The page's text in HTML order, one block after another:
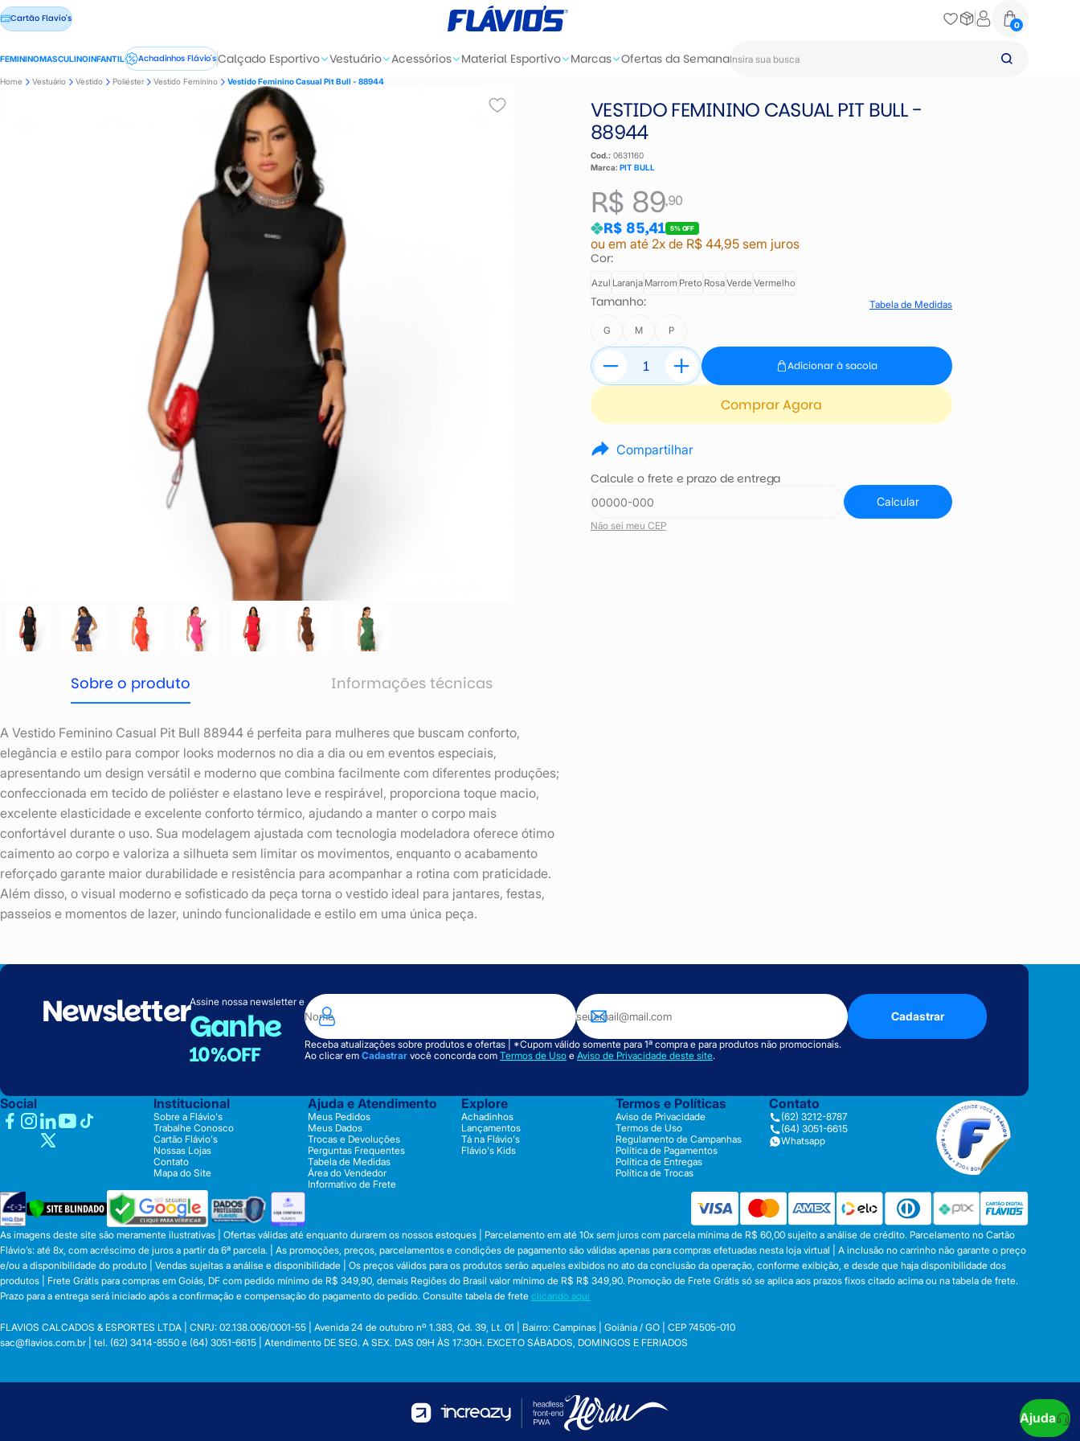
Cartão Flavio's
0
FEMININOMASCULINOINFANTIL Achadinhos Flávio'sCalçado Esportivo Vestuário Acessórios Material Esportivo Marcas Ofertas da Semana
Home Vestuário Vestido Poliéster Vestido Feminino Vestido Feminino Casual Pit Bull - 88944
VESTIDO FEMININO CASUAL PIT BULL -
88944
Cod.: 0631160
Marca: PIT BULL
R$ 89,90
R$ 85,41 5% OFF
ou em até 2x de R$ 44,95 sem juros
Cor:
Azul Laranja Marrom Preto RosaVerde Vermelho
Tamanho: Tabela de Medidas
G M P
Adicionar à sacola
Comprar Agora
Compartilhar
Calcule o frete e prazo de entrega
Calcular
Não sei meu CEP
Sobre o produto Informações técnicas
A Vestido Feminino Casual Pit Bull 88944 é perfeita para mulheres que buscam conforto,
elegância e estilo para compor looks modernos no dia a dia ou em eventos especiais,
apresentando um design versátil e moderno que combina facilmente com diferentes produções;
confeccionada em tecido de poliéster e elastano leve e respirável, proporciona toque macio,
excelente elasticidade e excelente conforto térmico, ajudando a manter o corpo mais
confortável durante o uso. Sua modelagem ajustada com tecnologia modeladora oferece ótimo
caimento ao corpo e valoriza a silhueta sem limitar os movimentos, enquanto o acabamento
reforçado garante maior durabilidade e resistência para acompanhar a rotina com praticidade.
Além disso, o visual moderno e sofisticado da peça torna o vestido ideal para jantares, festas,
passeios e momentos de lazer, unindo funcionalidade e estilo em uma única peça.
NewsletterAssine nossa newsletter e
Ganhe
10%OFF
Cadastrar
Receba atualizações sobre produtos e ofertas | *Cupom válido somente para 1ª compra e para produtos não promocionais.
Ao clicar em Cadastrar você concorda com Termos de Uso e Aviso de Privacidade deste site.
Social Institucional
Sobre a Flávio's
Trabalhe Conosco
Cartão Flávio's
Nossas Lojas
Contato
Mapa do Site
Ajuda e Atendimento
Meus Pedidos
Meus Dados
Trocas e Devoluções
Perguntas Frequentes
Tabela de Medidas
Área do Vendedor
Informativo de Frete
Explore
Achadinhos
Lançamentos
Tá na Flávio's
Flávio's Kids
Termos e Políticas
Aviso de Privacidade
Termos de Uso
Regulamento de Campanhas
Política de Pagamentos
Política de Entregas
Política de Trocas
Contato
(62) 3212-8787
(64) 3051-6615
Whatsapp
As imagens deste site são meramente ilustrativas | Ofertas válidas até enquanto durarem os nossos estoques | Parcelamento em até 10x sem juros com parcela mínima de R$ 60,00 sujeito a análise de crédito. Parcelamento no Cartão
Flávio’s: até 8x, com acréscimo de juros a partir da 6ª parcela. | As promoções, preços, parcelamentos e condições de pagamento são válidas apenas para compras efetuadas nesta loja virtual | A inclusão no carrinho não garante o preço
e/ou a disponibilidade do produto | Vendas sujeitas a análise e disponibilidade | Os preços válidos para os produtos serão aqueles exibidos no ato da conclusão da operação, conforme exibição, e desde que haja disponibilidade dos
produtos | Frete Grátis para compras em Goiás, DF com pedido mínimo de R$ 349,90, demais Regiões do Brasil valor mínimo de R$ R$ 349,90. Promoção de Frete Grátis só se aplica aos prazos fixos citado acima ou na tabela de frete.
Prazo para a entrega será iniciado após a confirmação e compensação do pagamento do pedido. Consulte tabela de frete clicando aqui
FLAVIOS CALCADOS & ESPORTES LTDA | CNPJ: 02.138.006/0001-55 | Avenida 24 de outubro nº 1.383, Qd. 39, Lt. 01 | Bairro: Campinas | Goiânia / GO | CEP 74505-010
sac@flavios.com.br | tel. (62) 3414-8550 e (64) 3051-6615 | Atendimento DE SEG. A SEX. DAS 09H ÀS 17:30H. EXCETO SÁBADOS, DOMINGOS E FERIADOS
Ajuda